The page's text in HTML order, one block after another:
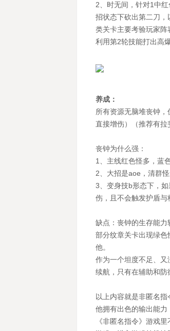
2、时无间，针对1中
招状态下砍出第二刀
类关卡主要考验玩家
利用第2轮技能打出高
养成：
所有资源无脑堆丧钟
直接增伤）（推荐有拉
丧钟为什么强：
1、主线红色怪多，蓝
2、大招是aoe，清群
3、变身技b形态下，
伤，且不会触发护盾
缺点：丧钟的生存能力
部分纹章关卡出现绿
他。
作为一个坦度不足、
续航，只有在辅助和防
以上内容就是非匿名
他拥有出色的输出能
《非匿名指令》游戏